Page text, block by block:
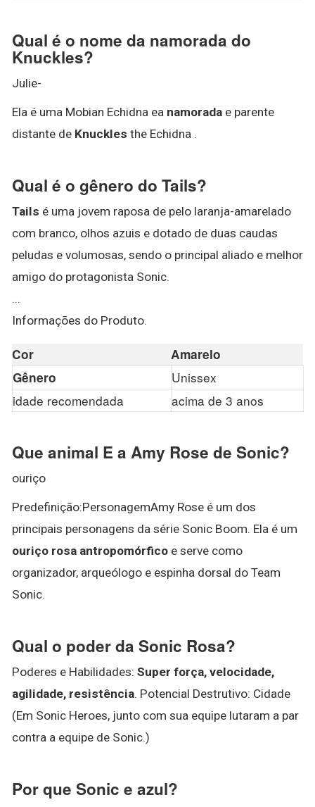
Qual é o nome da namorada do
Knuckles?
Julie-
Ela é uma Mobian Echidna ea namorada e parente
distante de Knuckles the Echidna .
Qual é o gênero do Tails?
Tails é uma jovem raposa de pelo laranja-amarelado
com branco, olhos azuis e dotado de duas caudas
peludas e volumosas, sendo o principal aliado e melhor
amigo do protagonista Sonic.
...
Informações do Produto.
Cor
Amarelo
Gênero
Unissex
idade recomendada
acima de 3 anos
Que animal E a Amy Rose de Sonic?
ouriço
Predefinição:PersonagemAmy Rose é um dos
principais personagens da série Sonic Boom. Ela é um
ouriço rosa antropomórfico e serve como
organizador, arqueólogo e espinha dorsal do Team
Sonic.
Qual o poder da Sonic Rosa?
Poderes e Habilidades: Super força, velocidade,
agilidade, resistência. Potencial Destrutivo: Cidade
(Em Sonic Heroes, junto com sua equipe lutaram a par
contra a equipe de Sonic.)
Por que Sonic e azul?